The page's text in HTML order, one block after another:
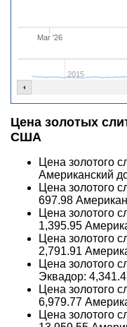
Mar '26
2015
Цена золотых
США
Цена золотого
Американский
Цена золотого
697.98
Цена золотого
1,395.95
Цена золотого
2,791.91
Цена золотого
Эквадор:
Цена золотого
6,979.77
Цена золотого